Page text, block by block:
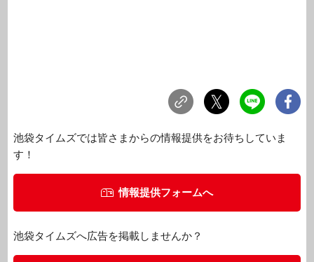
池袋タイムズでは皆さまからの情報提供をお待ちしていま
す！
情報提供フォームへ
池袋タイムズへ広告を掲載しませんか？